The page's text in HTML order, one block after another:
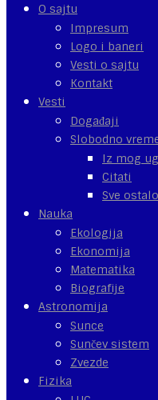
O sajtu
Impresum
Logo i baneri
Vesti o sajtu
Kontakt
Vesti
Događaji
Slobodno
Iz mog
Citati
Sve ostalo
Nauka
Ekologija
Ekonomija
Matematika
Biografije
Astronomija
Sunce
Sunčev sistem
Zvezde
Fizika